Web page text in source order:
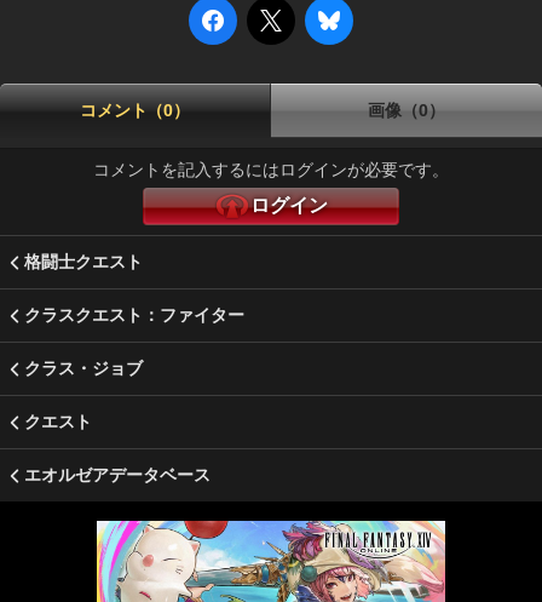
コメント（0） 画像（0）
コメントを記入するにはログインが必要です。
ログイン
格闘士クエスト
クラスクエスト：ファイター
クラス・ジョブ
クエスト
エオルゼアデータベース